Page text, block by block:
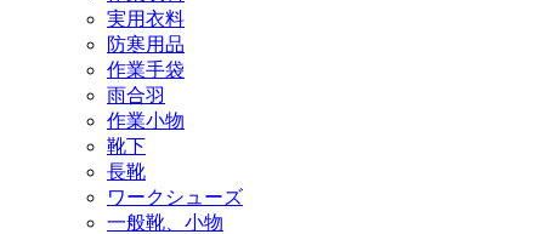
実用衣料
防寒用品
作業手袋
雨合羽
作業小物
靴下
長靴
ワークシューズ
一般靴、小物